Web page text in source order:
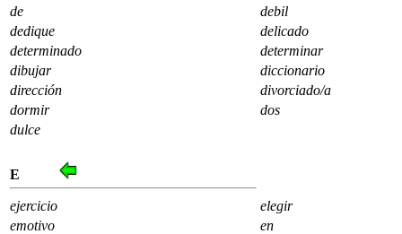
de
debil
dedique
delicado
determinado
determinar
dibujar
diccionario
dirección
divorciado/a
dormir
dos
dulce
E
ejercicio
elegir
emotivo
en